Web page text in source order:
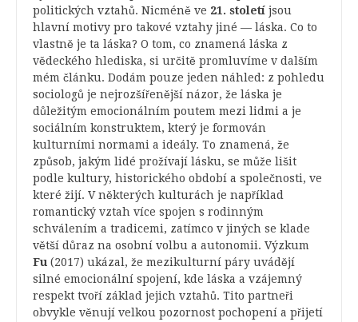
politických vztahů. Nicméně ve 21. století jsou
hlavní motivy pro takové vztahy jiné — láska. Co to
vlastně je ta láska? O tom, co znamená láska z
vědeckého hlediska, si určitě promluvíme v dalším
mém článku. Dodám pouze jeden náhled: z pohledu
sociologů je nejrozšířenější názor, že láska je
důležitým emocionálním poutem mezi lidmi a je
sociálním konstruktem, který je formován
kulturními normami a ideály. To znamená, že
způsob, jakým lidé prožívají lásku, se může lišit
podle kultury, historického období a společnosti, ve
které žijí. V některých kulturách je například
romantický vztah více spojen s rodinným
schválením a tradicemi, zatímco v jiných se klade
větší důraz na osobní volbu a autonomii. Výzkum
Fu (2017) ukázal, že mezikulturní páry uvádějí
silné emocionální spojení, kde láska a vzájemný
respekt tvoří základ jejich vztahů. Tito partneři
obvykle věnují velkou pozornost pochopení a přijetí